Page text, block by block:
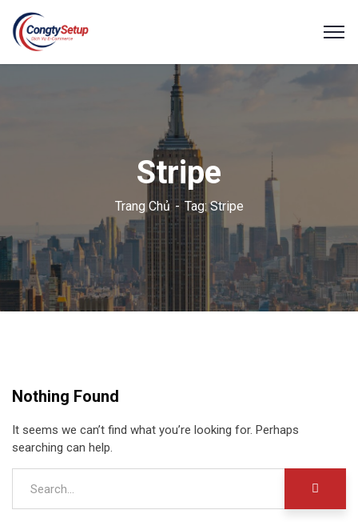
Stripe
Trang Chủ Tag: Stripe
Nothing Found
It seems we can’t find what you’re looking for. Perhaps
searching can help.